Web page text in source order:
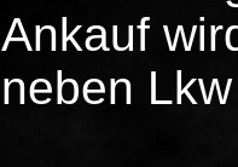
Ankauf
neben